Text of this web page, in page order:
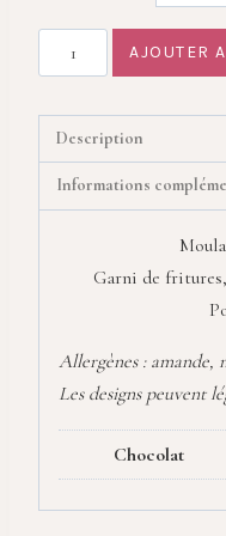
de
Culbuto
AJOUTER
Description
Informations
Garni de
Allergènes :
Les designs peuvent
Chocolat